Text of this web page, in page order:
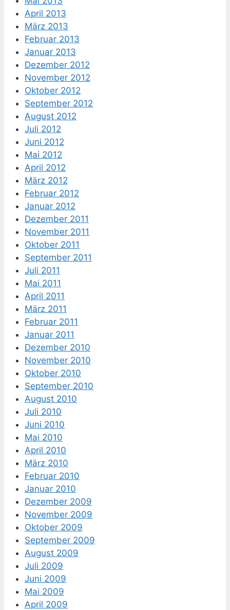
April 2013
März 2013
Februar 2013
Januar 2013
Dezember 2012
November 2012
Oktober 2012
September 2012
August 2012
Juli 2012
Juni 2012
Mai 2012
April 2012
März 2012
Februar 2012
Januar 2012
Dezember 2011
November 2011
Oktober 2011
September 2011
Juli 2011
Mai 2011
April 2011
März 2011
Februar 2011
Januar 2011
Dezember 2010
November 2010
Oktober 2010
September 2010
August 2010
Juli 2010
Juni 2010
Mai 2010
April 2010
März 2010
Februar 2010
Januar 2010
Dezember 2009
November 2009
Oktober 2009
September 2009
August 2009
Juli 2009
Juni 2009
Mai 2009
April 2009